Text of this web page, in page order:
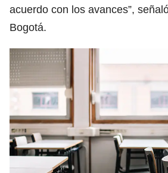
acuerdo con los avances”,
Bogotá.